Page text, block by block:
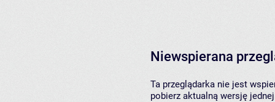
Niewspierana
Ta przeglądarka nie jest
pobierz aktualną wersję